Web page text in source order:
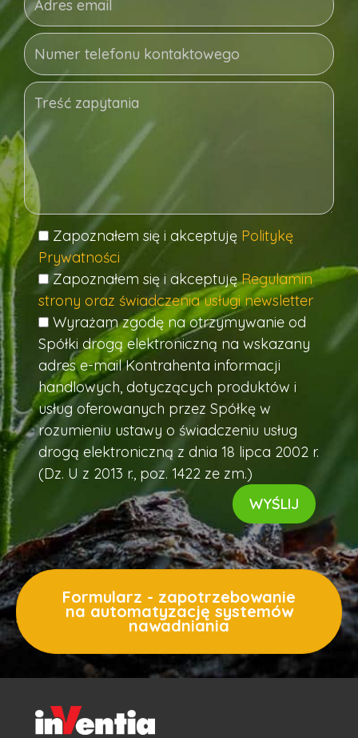
Zapoznałem się i akceptuję Politykę
Prywatności
Zapoznałem się i akceptujęRegulamin
strony oraz świadczenia usługi newsletter
Wyrażam zgodę na otrzymywanie od
Spółki drogą elektroniczną na wskazany
adres e-mail Kontrahenta informacji
handlowych, dotyczących produktów i
usług oferowanych przez Spółkę w
rozumieniu ustawy o świadczeniu usług
drogą elektroniczną z dnia 18 lipca 2002 r.
(Dz. U z 2013 r., poz. 1422 ze zm.)
Formularz - zapotrzebowanie
na automatyzację systemów
nawadniania